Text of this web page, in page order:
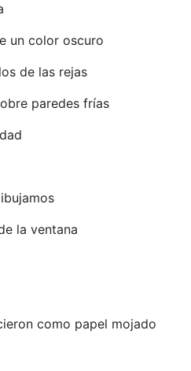
un color oscuro
de las rejas
paredes frías
la ventana
como papel mojado